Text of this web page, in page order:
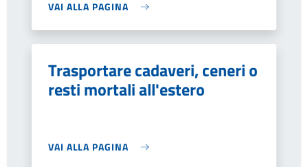
VAI ALLA PAGINA
Trasportare cadaveri, ceneri o
resti mortali all'estero
VAI ALLA PAGINA